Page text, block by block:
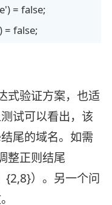
= false;
= false;
式验证方案，也适
试可以看出，该
尾的域名。如需
整正则结尾
{2,8}）。另一个问